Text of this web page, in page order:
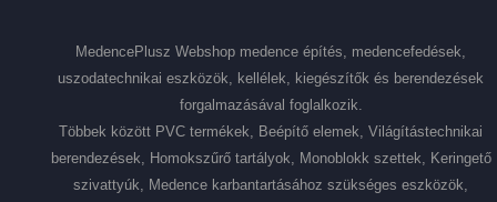
MedencePlusz Webshop medence építés, medencefedések,
uszodatechnikai eszközök, kellélek, kiegészítők és berendezések
forgalmazásával foglalkozik.
Többek között PVC termékek, Beépítő elemek, Világítástechnikai
berendezések, Homokszűrő tartályok, Monoblokk szettek, Keringető
szivattyúk, Medence karbantartásához szükséges eszközök,